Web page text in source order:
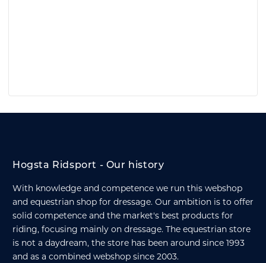
Hogsta Ridsport - Our history
With knowledge and competence we run this webshop
and equestrian shop for dressage. Our ambition is to offer
solid competence and the market's best products for
riding, focusing mainly on dressage. The equestrian store
is not a daydream, the store has been around since 1993
and as a combined webshop since 2003.